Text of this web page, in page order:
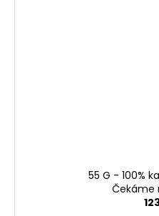
55 G - 100%
Čekáme